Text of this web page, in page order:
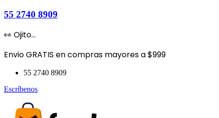
55 2740 8909
👀 Ojito...
Envio GRATIS en compras mayores a $999
55 2740 8909
Escríbenos